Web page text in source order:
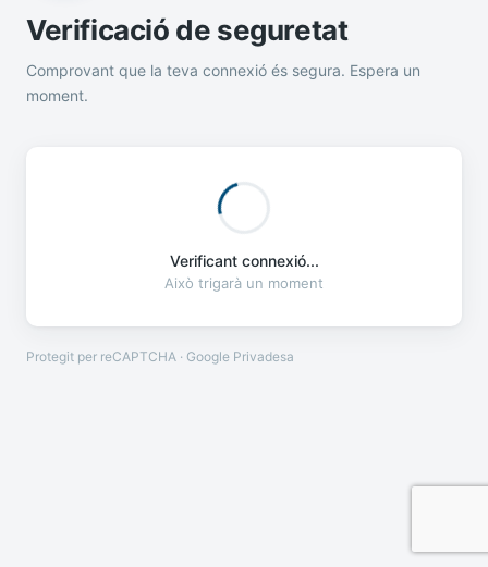
Verificació de seguretat
Comprovant que la teva connexió és segura. Espera un
moment.
Verificant connexió...
Això trigarà un moment
Protegit per reCAPTCHA · Google Privadesa